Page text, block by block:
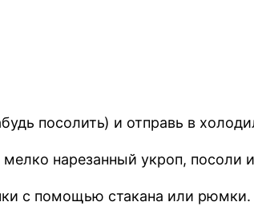
посолить) и отправь в
нарезанный укроп, посоли
с помощью стакана или